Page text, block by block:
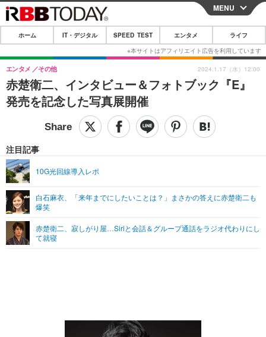
CLOSE
ホーム
IT・デジタル
IT・デジタルTOP スマートフォン
ショッピング その他
SPEED TEST
エンタメTOP 映画・ドラマ
ショッピング その他
ライフTOP
リリース一覧
プッシュ通知の停止方法
MENU
ホーム IT・デジタル SPEED TEST エンタメ ライフ
赤楚衛二、インタビュー＆フォトブック『E』
発売を記念した写真展開催
エンタメ その他
注目記事
10G光回線導入レポ
白石麻衣、「来年までにしたいことは？」まさかの答えに赤楚衛二も
爆笑
赤楚衛二、寂しがり屋…Siriと会話＆グループ通話をラジオ代わりにし
て就寝
2024.1.17（水）12:00